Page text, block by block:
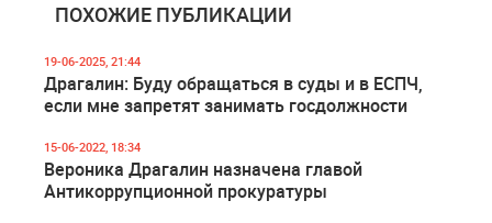
ПОХОЖИЕ ПУБЛИКАЦИИ
19-06-2025, 21:44
Драгалин: Буду обращаться в суды и в ЕСПЧ,
если мне запретят занимать госдолжности
15-06-2022, 18:34
Вероника Драгалин назначена главой
Антикоррупционной прокуратуры